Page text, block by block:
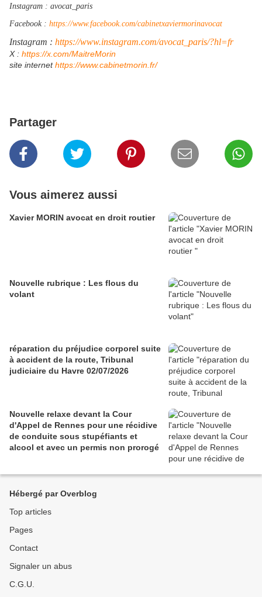
Instagram : avocat_paris
Facebook : https://www.facebook.com/cabinetxaviermorinavocat
Instagram : https://www.instagram.com/avocat_paris/?hl=fr
​X : https://x.com/MaitreMorin
site internethttps://www.cabinetmorin.fr/
Partager
Vous aimerez aussi
Xavier MORIN avocat en droit routier
Nouvelle rubrique : Les flous du
volant
réparation du préjudice corporel suite
à accident de la route, Tribunal
judiciaire du Havre 02/07/2026
Nouvelle relaxe devant la Cour
d'Appel de Rennes pour une récidive
de conduite sous stupéfiants et
alcool et avec un permis non prorogé
Hébergé par Overblog
Top articles
Pages
Contact
Signaler un abus
C.G.U.